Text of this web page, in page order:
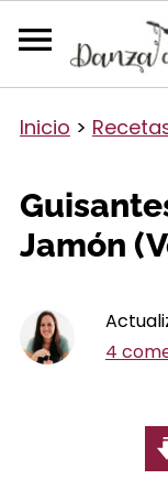
Inicio >
Jamón
4